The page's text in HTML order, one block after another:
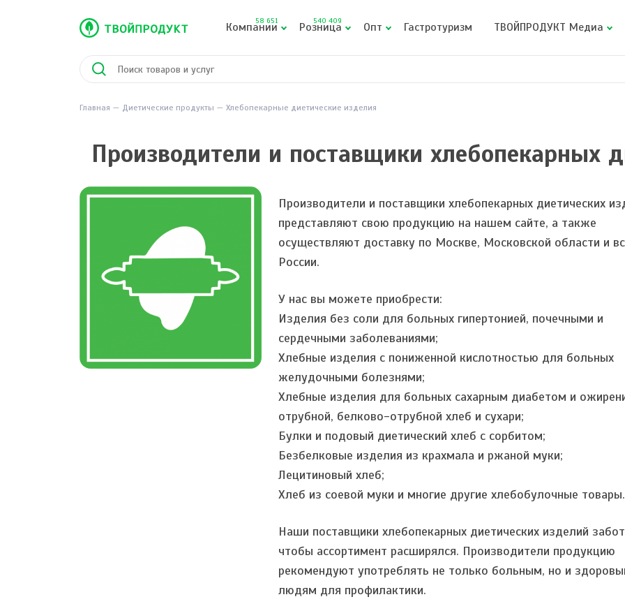
Компании
58 651 Розница
540 409 Опт Гастротуризм ТВОЙПРОДУКТ Медиа
Главная Диетические продукты Хлебопекарные диетические изделия
Производители и поставщики хлебопекарных
Производители и поставщики хлебопекарных диетических
представляют свою продукцию на нашем сайте, а также
осуществляют доставку по Москве, Московской области и
России.
У нас вы можете приобрести:
Изделия без соли для больных гипертонией, почечными и
сердечными заболеваниями;
Хлебные изделия с пониженной кислотностью для больных
желудочными болезнями;
Хлебные изделия для больных сахарным диабетом и
отрубной, белково-отрубной хлеб и сухари;
Булки и подовый диетический хлеб с сорбитом;
Безбелковые изделия из крахмала и ржаной муки;
Лецитиновый хлеб;
Хлеб из соевой муки и многие другие хлебобулочные товары.
Наши поставщики хлебопекарных диетических изделий
чтобы ассортимент расширялся. Производители продукцию
рекомендуют употреблять не только больным, но и
людям для профилактики.